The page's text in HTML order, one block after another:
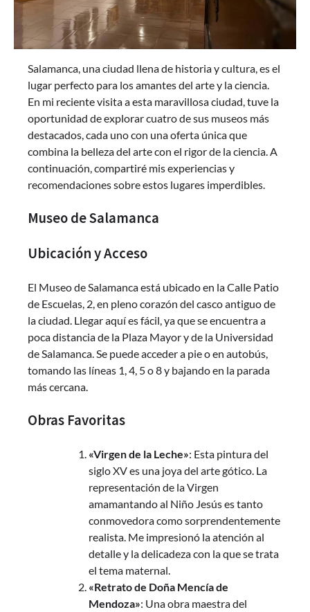
Salamanca, una ciudad llena de historia y cultura, es el
lugar perfecto para los amantes del arte y la ciencia.
En mi reciente visita a esta maravillosa ciudad, tuve la
oportunidad de explorar cuatro de sus museos más
destacados, cada uno con una oferta única que
combina la belleza del arte con el rigor de la ciencia. A
continuación, compartiré mis experiencias y
recomendaciones sobre estos lugares imperdibles.
Museo de Salamanca
Ubicación y Acceso
El Museo de Salamanca está ubicado en la Calle Patio
de Escuelas, 2, en pleno corazón del casco antiguo de
la ciudad. Llegar aquí es fácil, ya que se encuentra a
poca distancia de la Plaza Mayor y de la Universidad
de Salamanca. Se puede acceder a pie o en autobús,
tomando las líneas 1, 4, 5 o 8 y bajando en la parada
más cercana.
Obras Favoritas
«Virgen de la Leche»: Esta pintura del
siglo XV es una joya del arte gótico. La
representación de la Virgen
amamantando al Niño Jesús es tanto
conmovedora como sorprendentemente
realista. Me impresionó la atención al
detalle y la delicadeza con la que se trata
el tema maternal.
«Retrato de Doña Mencía de
Mendoza»: Una obra maestra del